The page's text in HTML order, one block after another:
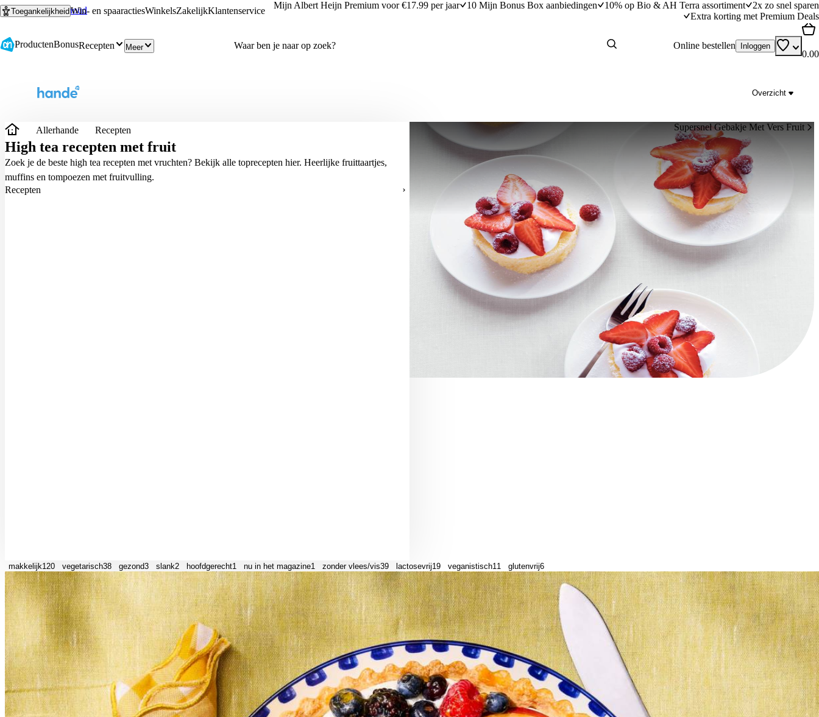
Ga naar hoofdinhoud
Ga naar zoeken
ToegankelijkheidWin- en spaaractiesWinkelsZakelijkKlantenservice
Mijn Albert Heijn Premium voor €17.99 per jaar 10 Mijn Bonus Box aanbiedingen 10% op Bio & AH Terra assortiment
2x zo snel sparen
Extra korting met Premium Deals
ProductenBonusRecepten Meer Online bestellen Inloggen
0.00
Overzicht
Supersnel Gebakje Met Vers Fruit
Allerhande Recepten
High tea recepten met fruit
Zoek je de beste high tea recepten met vruchten? Bekijk alle toprecepten hier. Heerlijke fruittaartjes,
muffins en tompoezen met fruitvulling.
Recepten
makkelijk120 vegetarisch38 gezond3 slank2 hoofdgerecht1 nu in het magazine1 zonder vlees/vis39 lactosevrij19 veganistisch11 glutenvrij6